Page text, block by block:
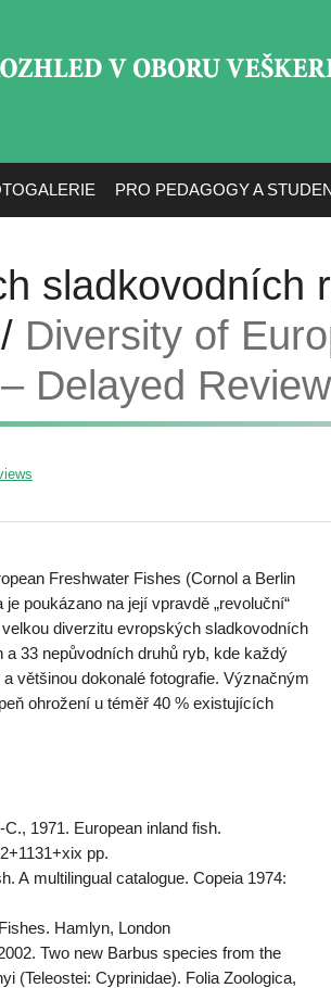
PRO PEDAGOGY A
sladkovodních
Diversity of
Delayed Review
Freshwater Fishes (Cornol a Berlin
poukázano na její vpravdě „revoluční“
diverzitu evropských sladkovodních
33 nepůvodních druhů ryb, kde každý
většinou dokonalé fotografie. Význačným
ohrožení u téměř 40 % existujících
1971. European inland fish.
pp.
A multilingual catalogue. Copeia 1974:
Hamlyn, London
Two new Barbus species from the
(Teleostei: Cyprinidae). Folia Zoologica,